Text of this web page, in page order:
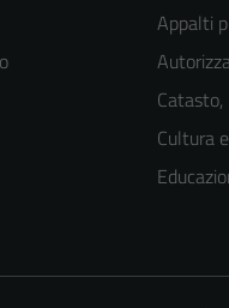
Appalti
Cultura